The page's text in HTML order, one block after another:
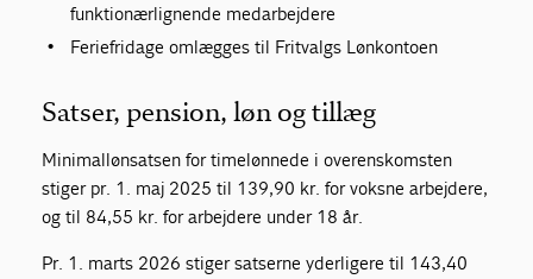
funktionærlignende medarbejdere
Feriefridage omlægges til Fritvalgs Lønkontoen
Satser, pension, løn og tillæg
Minimallønsatsen for timelønnede i overenskomsten
stiger pr. 1. maj 2025 til 139,90 kr. for voksne arbejdere,
og til 84,55 kr. for arbejdere under 18 år.
Pr. 1. marts 2026 stiger satserne yderligere til 143,40